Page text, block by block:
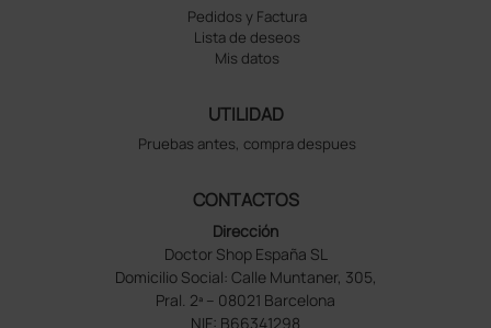
Pedidos y Factura
Lista de deseos
Mis datos
UTILIDAD
Pruebas antes, compra despues
CONTACTOS
Dirección
Doctor Shop España SL
Domicilio Social: Calle Muntaner, 305,
Pral. 2ª – 08021 Barcelona
NIF: B66341298